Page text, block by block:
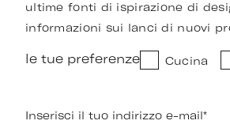
ultime fonti di ispirazione di
informazioni sui lanci di nuovi
le tue preferenze Cucina
Inserisci il tuo indirizzo e-mail*